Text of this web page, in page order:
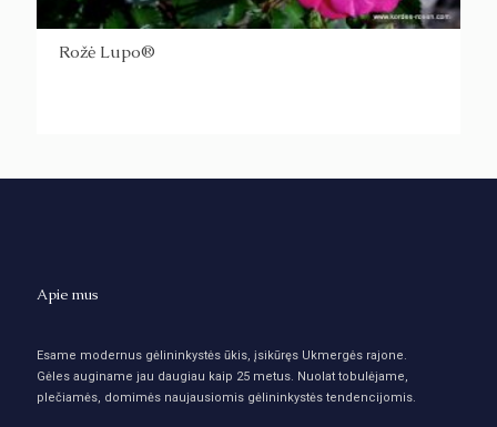
Rožė Lupo®
Apie mus
Esame modernus gėlininkystės ūkis, įsikūręs Ukmergės rajone.
Gėles auginame jau daugiau kaip 25 metus. Nuolat tobulėjame,
plečiamės, domimės naujausiomis gėlininkystės tendencijomis.